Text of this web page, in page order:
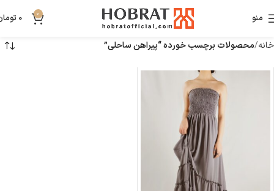
منو 0
0
خانه محصولات برچسب خورده “پیراهن ساحلی”